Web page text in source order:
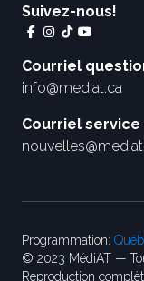
Suivez-nous!
Courriel
info@mediat.ca
Courriel
Programmation:
© 2023 MédiAT —
Reproduction